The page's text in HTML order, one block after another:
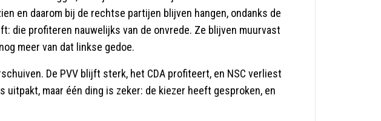
en daarom bij de rechtse partijen blijven hangen, ondanks de
die profiteren nauwelijks van de onvrede. Ze blijven muurvast
meer van dat linkse gedoe.
De PVV blijft sterk, het CDA profiteert, en NSC verliest
maar één ding is zeker: de kiezer heeft gesproken, en